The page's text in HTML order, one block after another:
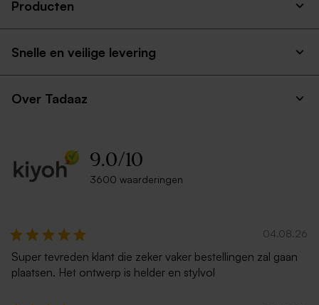
Langwerpige liggende
mat papier
Langwerpige dubbele
hoeken van mat papier
papier met ronde hoeken
eigen ontwerp
Producten
Snelle en veilige levering
Over Tadaaz
9.0/10
3600 waarderingen
04.08.26
Super tevreden klant die zeker vaker bestellingen zal gaan
plaatsen. Het ontwerp is helder en stylvol